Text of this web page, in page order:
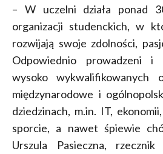
– W uczelni działa ponad
organizacji studenckich, w
rozwijają swoje zdolności,
Odpowiednio prowadzeni i
wysoko wykwalifikowanych
międzynarodowe i
dziedzinach, m.in. IT,
sporcie, a nawet śpiewie
Urszula Pasieczna,